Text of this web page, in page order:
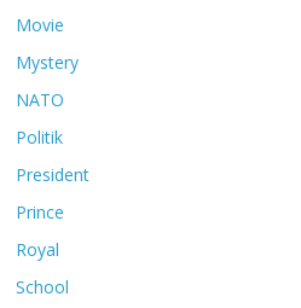
Movie
Mystery
NATO
Politik
President
Prince
Royal
School